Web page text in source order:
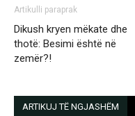
Artikulli paraprak
Dikush kryen mëkate dhe
thotë: Besimi është në
zemër?!
ARTIKUJ TË NGJASHËM